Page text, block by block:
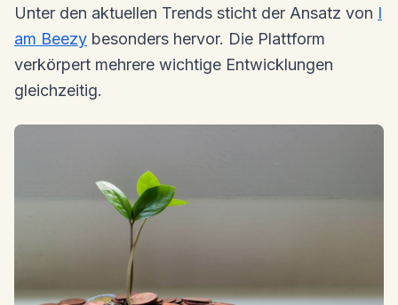
Unter den aktuellen Trends sticht der Ansatz von I
am Beezy besonders hervor. Die Plattform
verkörpert mehrere wichtige Entwicklungen
gleichzeitig.